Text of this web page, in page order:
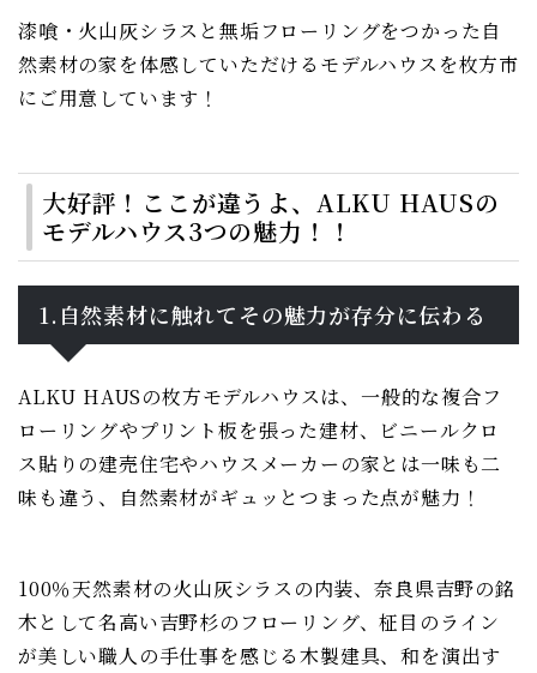
漆喰・火山灰シラスと無垢フローリングをつかった自
然素材の家を体感していただけるモデルハウスを枚方市
にご用意しています！
大好評！ここが違うよ、ALKU HAUSの
モデルハウス3つの魅力！！
1.自然素材に触れてその魅力が存分に伝わる
ALKU HAUSの枚方モデルハウスは、一般的な複合フ
ローリングやプリント板を張った建材、ビニールクロ
ス貼りの建売住宅やハウスメーカーの家とは一味も二
味も違う、自然素材がギュッとつまった点が魅力！
100％天然素材の火山灰シラスの内装、奈良県吉野の銘
木として名高い吉野杉のフローリング、柾目のライン
が美しい職人の手仕事を感じる木製建具、和を演出す